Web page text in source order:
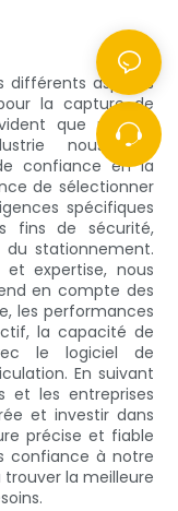
différents aspects
la capture de
que nos six
nous ont
confiance en la
de sélectionner
spécifiques
fins de sécurité,
stationnement.
expertise, nous
en compte des
les performances
la capacité de
le logiciel de
En suivant
et les entreprises
et investir dans
précise et fiable
confiance à notre
la meilleure